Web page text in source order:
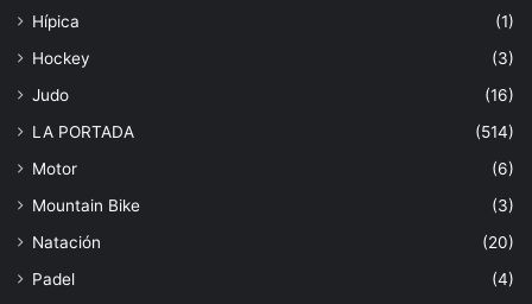
Hípica
(1)
Hockey
(3)
Judo
(16)
LA PORTADA
(514)
Motor
(6)
Mountain Bike
(3)
Natación
(20)
Padel
(4)